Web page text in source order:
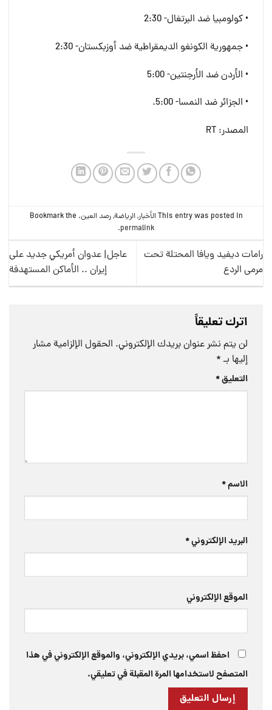
• كولومبيا ضد البرتغال- 2:30
• جمهورية الكونغو الديمقراطية ضد أوزبكستان- 2:30
• الأردن ضد الأرجنتين- 5:00
• الجزائر ضد النمسا- 5:00.
المصدر: RT
This entry was posted inالأخبار,الریاضة,رصد العین. Bookmark the
permalink
.
رامات ديفيد ويافا المحتلة تحت
مرمى الردع
عاجل| عدوان أمريكي جديد على
إيران .. الأماكن المستهدفة
اترك تعليقاً
لن يتم نشر عنوان بريدك الإلكتروني. الحقول الإلزامية مشار
إليها بـ *
التعليق*
الاسم*
البريد الإلكتروني*
الموقع الإلكتروني
احفظ اسمي، بريدي الإلكتروني، والموقع الإلكتروني في هذا
المتصفح لاستخدامها المرة المقبلة في تعليقي.